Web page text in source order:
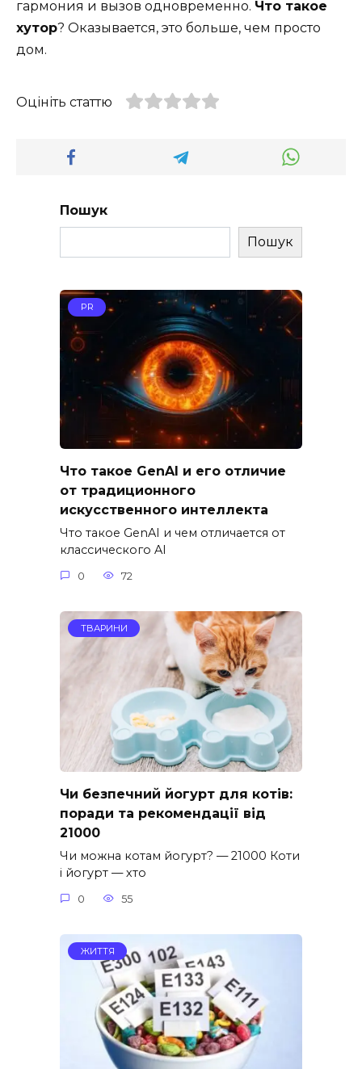
гармония и вызов одновременно. Что такое
хутор? Оказывается, это больше, чем просто
дом.
Оцініть статтю
Пошук
Пошук
PR
Что такое GenAI и его отличие
от традиционного
искусственного интеллекта
Что такое GenAI и чем отличается от
классического AI
0 72
ТВАРИНИ
Чи безпечний йогурт для котів:
поради та рекомендації від
21000
Чи можна котам йогурт? — 21000 Коти
і йогурт — хто
0 55
ЖИТТЯ